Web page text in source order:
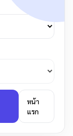
หน้า
แรก